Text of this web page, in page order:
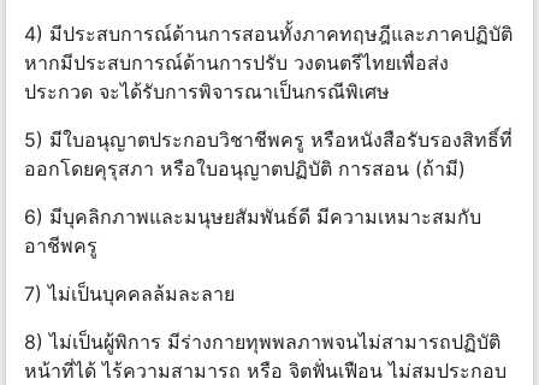
4) มีประสบการณ์ด้านการสอนทั้งภาคทฤษฎีและภาคปฏิบัติ
หากมีประสบการณ์ด้านการปรับ วงดนตรีไทยเพื่อส่ง
ประกวด จะได้รับการพิจารณาเป็นกรณีพิเศษ
5) มีใบอนุญาตประกอบวิชาชีพครู หรือหนังสือรับรองสิทธิ์ที่
ออกโดยคุรุสภา หรือใบอนุญาตปฏิบัติ การสอน (ถ้ามี)
6) มีบุคลิกภาพและมนุษยสัมพันธ์ดี มีความเหมาะสมกับ
อาชีพครู
7) ไม่เป็นบุคคลล้มละลาย
8) ไม่เป็นผู้พิการ มีร่างกายทุพพลภาพจนไม่สามารถปฏิบัติ
หน้าที่ได้ ไร้ความสามารถ หรือ จิตฟั่นเฟือน ไม่สมประกอบ